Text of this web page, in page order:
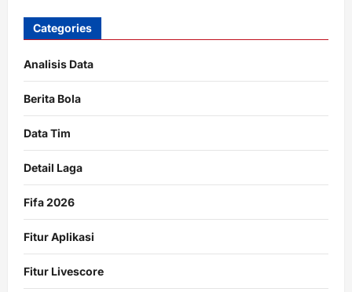
Categories
Analisis Data
Berita Bola
Data Tim
Detail Laga
Fifa 2026
Fitur Aplikasi
Fitur Livescore